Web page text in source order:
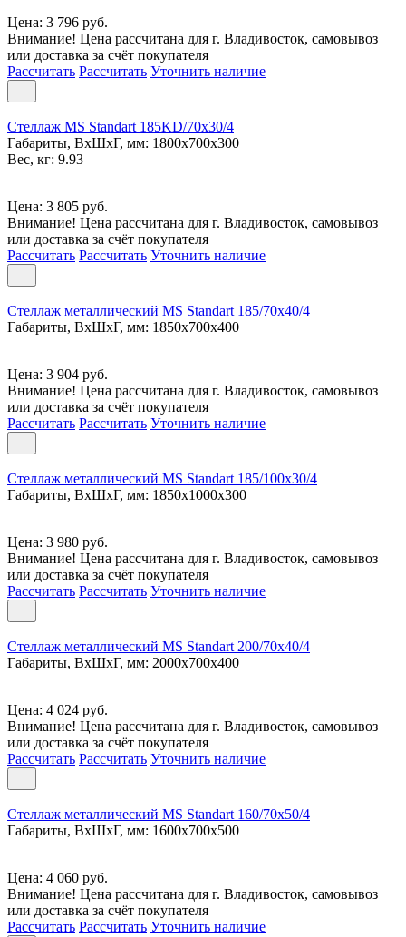
Цена: 3 796 руб.
Внимание! Цена рассчитана для г. Владивосток, самовывоз
или доставка за счёт покупателя
Рассчитать Рассчитать Уточнить наличие
Стеллаж MS Standart 185KD/70x30/4
Габариты, ВxШxГ, мм: 1800x700x300
Вес, кг: 9.93
Цена: 3 805 руб.
Внимание! Цена рассчитана для г. Владивосток, самовывоз
или доставка за счёт покупателя
Рассчитать Рассчитать Уточнить наличие
Стеллаж металлический MS Standart 185/70x40/4
Габариты, ВxШxГ, мм: 1850x700x400
Цена: 3 904 руб.
Внимание! Цена рассчитана для г. Владивосток, самовывоз
или доставка за счёт покупателя
Рассчитать Рассчитать Уточнить наличие
Стеллаж металлический MS Standart 185/100x30/4
Габариты, ВxШxГ, мм: 1850x1000x300
Цена: 3 980 руб.
Внимание! Цена рассчитана для г. Владивосток, самовывоз
или доставка за счёт покупателя
Рассчитать Рассчитать Уточнить наличие
Стеллаж металлический MS Standart 200/70x40/4
Габариты, ВxШxГ, мм: 2000x700x400
Цена: 4 024 руб.
Внимание! Цена рассчитана для г. Владивосток, самовывоз
или доставка за счёт покупателя
Рассчитать Рассчитать Уточнить наличие
Стеллаж металлический MS Standart 160/70x50/4
Габариты, ВxШxГ, мм: 1600x700x500
Цена: 4 060 руб.
Внимание! Цена рассчитана для г. Владивосток, самовывоз
или доставка за счёт покупателя
Рассчитать Рассчитать Уточнить наличие